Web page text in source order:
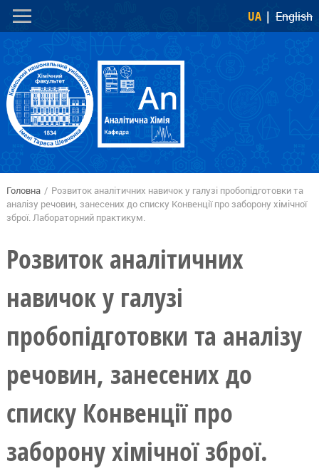
Перейти
до
вмісту
Skip to
navigation
UA English
Ви є тут
Головна / Розвиток аналітичних навичок у галузі пробопідготовки та
аналізу речовин, занесених до списку Конвенції про заборону хімічної
зброї. Лабораторний практикум.
Розвиток аналітичних
навичок у галузі
пробопідготовки та аналізу
речовин, занесених до
списку Конвенції про
заборону хімічної зброї.